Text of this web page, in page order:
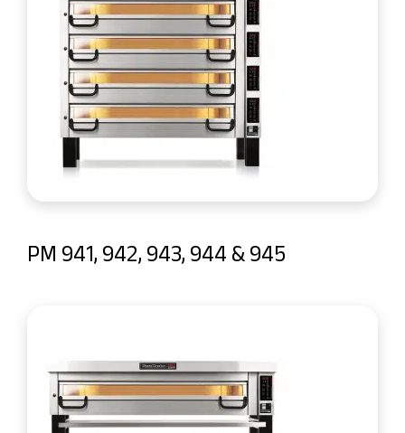
PM 941, 942, 943, 944 & 945